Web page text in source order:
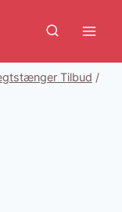
Tilbud /